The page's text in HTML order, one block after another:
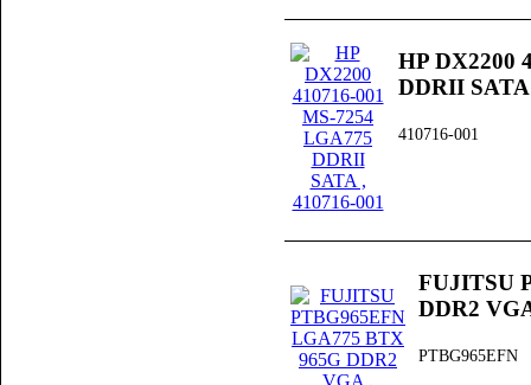
HP DX2200
DDRII SATA
410716-001
FUJITSU
DDR2
PTBG965EFN